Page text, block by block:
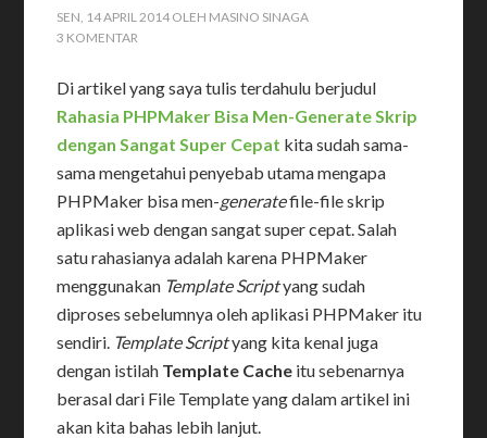
SEN, 14 APRIL 2014 OLEH MASINO SINAGA
3 KOMENTAR
Di artikel yang saya tulis terdahulu berjudul
Rahasia PHPMaker Bisa Men-Generate Skrip
dengan Sangat Super Cepat kita sudah sama-
sama mengetahui penyebab utama mengapa
PHPMaker bisa men-generatefile-file skrip
aplikasi web dengan sangat super cepat. Salah
satu rahasianya adalah karena PHPMaker
menggunakan Template Scriptyang sudah
diproses sebelumnya oleh aplikasi PHPMaker itu
sendiri. Template Scriptyang kita kenal juga
dengan istilah Template Cache itu sebenarnya
berasal dari File Template yang dalam artikel ini
akan kita bahas lebih lanjut.